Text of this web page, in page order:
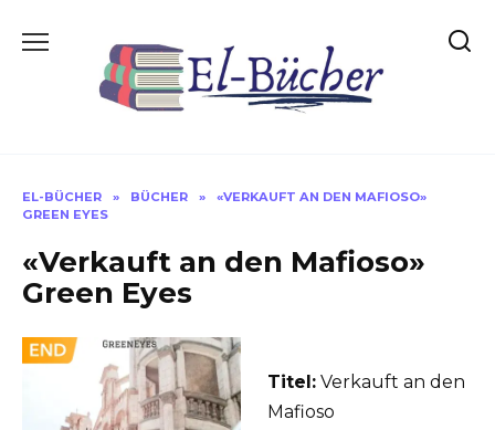
EL-BÜCHER » BÜCHER »
«VERKAUFT AN DEN MAFIOSO»
GREEN EYES
«Verkauft an den Mafioso»
Green Eyes
Titel: Verkauft an den
Mafioso